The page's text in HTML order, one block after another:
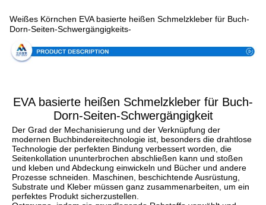
Weißes Körnchen EVA basierte heißen Schmelzkleber für Buch-
Dorn-Seiten-Schwergängigkeits-
EVA basierte heißen Schmelzkleber für Buch-
Dorn-Seiten-Schwergängigkeit
Der Grad der Mechanisierung und der Verknüpfung der
modernen Buchbindereitechnologie ist, besonders die drahtlose
Technologie der perfekten Bindung verbessert worden, die
Seitenkollation ununterbrochen abschließen kann und stoßen
und kleben und Abdeckung einwickeln und Bücher und andere
Prozesse schneiden. Maschinen, beschichtende Ausrüstung,
Substrate und Kleber müssen ganz zusammenarbeiten, um ein
perfektes Produkt sicherzustellen.